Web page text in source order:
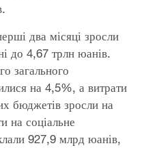
два місяці зросли
до 4,67 трлн юанів.
загального
на 4,5%, а витрати
бюджетів зросли на
на соціальне
927,9 млрд юанів,